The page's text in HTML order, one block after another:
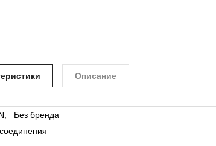
Описание
Без бренда